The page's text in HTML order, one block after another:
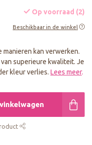
Op voorraad (2)
Beschikbaar in de winkel
kan verwerken.
superieure kwaliteit. Je
kleur verlies. Lees meer.